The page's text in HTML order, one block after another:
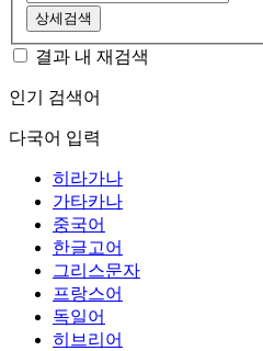
상세검색
결과 내 재검색
인기 검색어
다국어 입력
히라가나
가타카나
중국어
한글고어
그리스문자
프랑스어
독일어
히브리어